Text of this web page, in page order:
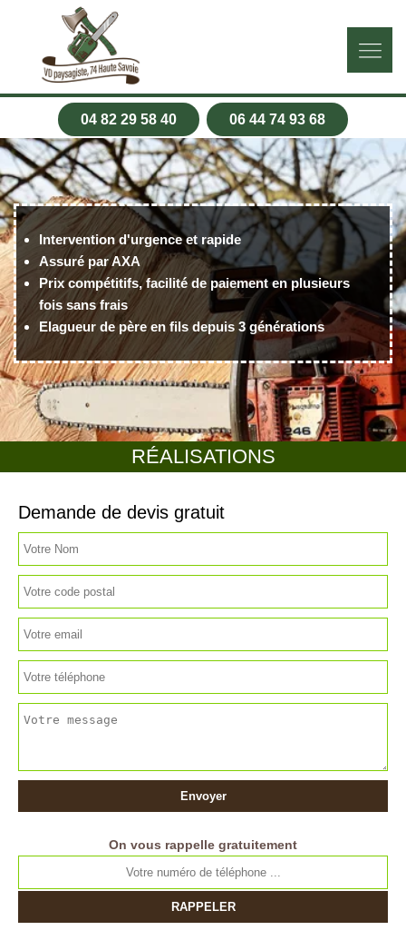
04 82 29 58 40 06 44 74 93 68
RÉALISATIONS
Intervention d'urgence et rapide
Assuré par AXA
Prix compétitifs, facilité de paiement en plusieurs
fois sans frais
Elagueur de père en fils depuis 3 générations
Demande de devis gratuit
On vous rappelle gratuitement